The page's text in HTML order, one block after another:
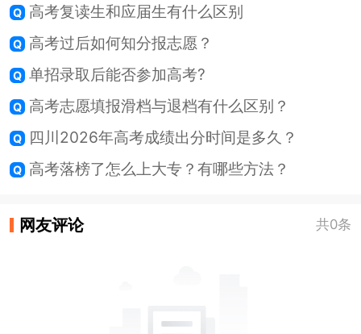
高考复读生和应届生有什么区别
高考过后如何知分报志愿？
单招录取后能否参加高考?
高考志愿填报滑档与退档有什么区别？
四川2026年高考成绩出分时间是多久？
高考落榜了怎么上大专？有哪些方法？
网友评论 共0条